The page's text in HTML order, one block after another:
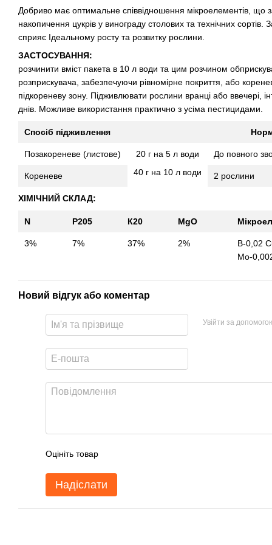
Добриво має оптимальне співвідношення мікроелементів, що
накопичення цукрів у винограду столових та технічних сортів.
сприяє Ідеальному росту та розвитку рослини.
ЗАСТОСУВАННЯ:
розчинити вміст пакета в 10 л води та цим розчином
розприскувача, забезпечуючи рівномірне покриття, або
підкореневу зону. Підживлювати рослини вранці або ввечері,
днів. Можливе використання практично з усіма пестицидами.
Спосіб підживлення
Позакореневе (листове)
20 г на 5 л води
40 г на 10 л води
До повного
Кореневе 2 рослини
ХІМІЧНИЙ СКЛАД:
N Р205 К20 MgO
3% 7% 37% 2%
В-0,02
Мо-
Новий відгук або коментар
Увійти за
Оцініть товар
Надіслати